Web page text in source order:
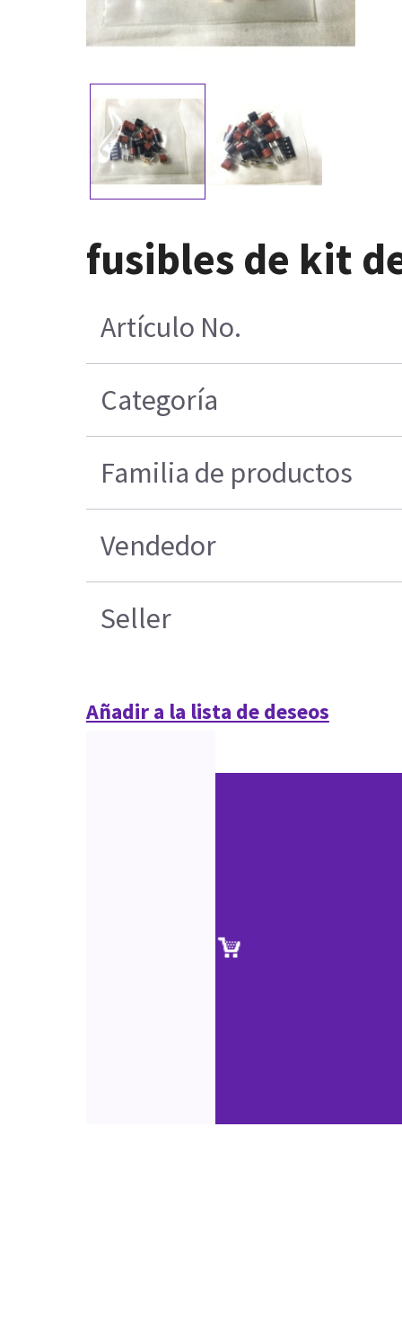
fusibles de kit
Artículo No.
Categoría
Familia de productos
Vendedor
Seller
Añadir a la lista de deseos